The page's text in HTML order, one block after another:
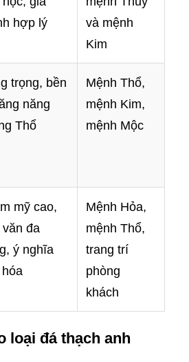
hợp lý
và mệnh
Kim
trọng, bền
năng
Thổ
Mệnh Thổ,
mệnh Kim,
mệnh Mộc
mỹ cao,
văn đa
ý nghĩa
Mệnh Hỏa,
mệnh Thổ,
trang trí
phòng
khách
loại đá thạch anh